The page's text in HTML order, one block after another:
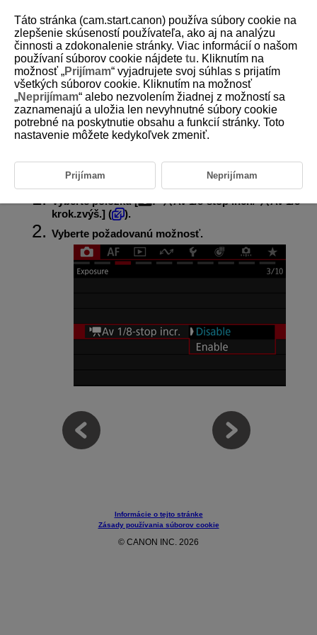
D388-073
Videozáznam s hodnotami clony s
krokom 1/8 EV
Hodnoty clony možno nastaviť v krokoch s 1/8 EV krokom na
záznamu [
], [ ], [ ] alebo [ ].
Vyberte položku [ : Av 1/8-stop incr./
Av 1/8-
krok.zvýš.] (
).
Vyberte požadovanú možnosť.
Informácie o tejto stránke
Zásady používania súborov cookie
© CANON INC. 2026
Táto stránka (cam.start.canon) používa súbory cookie na
zlepšenie skúseností používateľa, ako aj na analýzu
činnosti a zdokonalenie stránky. Viac informácií o našom
používaní súborov cookie nájdete tu. Kliknutím na
možnosť „Prijímam“ vyjadrujete svoj súhlas s prijatím
všetkých súborov cookie. Kliknutím na možnosť
„Neprijímam“ alebo nezvolením žiadnej z možností sa
zaznamenajú a uložia len nevyhnutné súbory cookie
potrebné na poskytnutie obsahu a funkcií stránky. Toto
nastavenie môžete kedykoľvek zmeniť.
Prijímam Neprijímam